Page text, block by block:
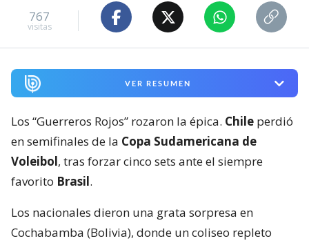
767
visitas
VER RESUMEN
Los “Guerreros Rojos” rozaron la épica. Chile perdió
en semifinales de la Copa Sudamericana de
Voleibol, tras forzar cinco sets ante el siempre
favorito Brasil.
Los nacionales dieron una grata sorpresa en
Cochabamba (Bolivia), donde un coliseo repleto